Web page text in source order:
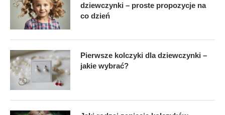
dziewczynki – proste propozycje na
co dzień
Pierwsze kolczyki dla dziewczynki –
jakie wybrać?